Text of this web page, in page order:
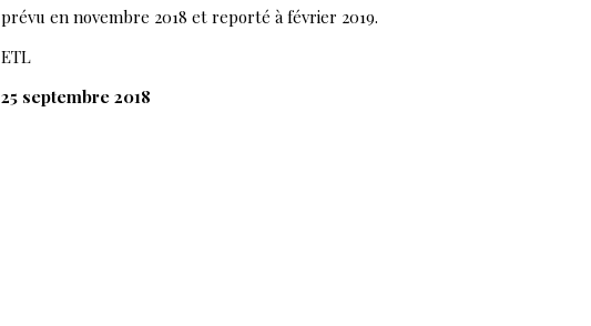
prévu en novembre 2018 et reporté à février 2019.
ETL
25 septembre 2018